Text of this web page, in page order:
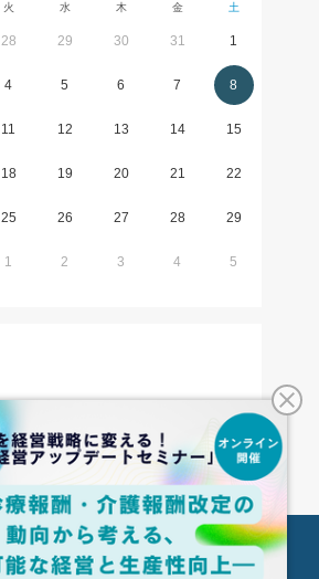
火 水 木 金 土
28 29 30 31 1
4 5 6 7 8
11 12 13 14 15
18 19 20 21 22
25 26 27 28 29
1 2 3 4 5